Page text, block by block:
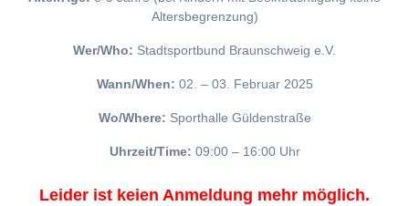
Altersbegrenzung)
Wer/Who: Stadtsportbund Braunschweig e.V.
Wann/When: 02. – 03. Februar 2025
Wo/Where: Sporthalle Güldenstraße
Uhrzeit/Time: 09:00 – 16:00 Uhr
Leider ist keien Anmeldung mehr möglich.